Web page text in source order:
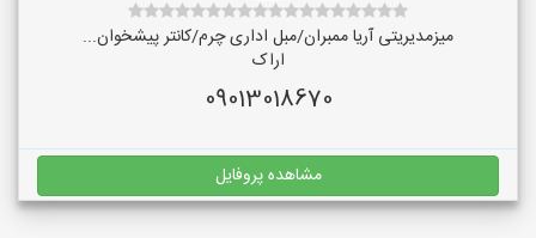
میزمدیریتی آریا ممبران/مبل اداری چرم/کانتر پیشخوان...
اراک
09013018670
مشاهده پروفایل